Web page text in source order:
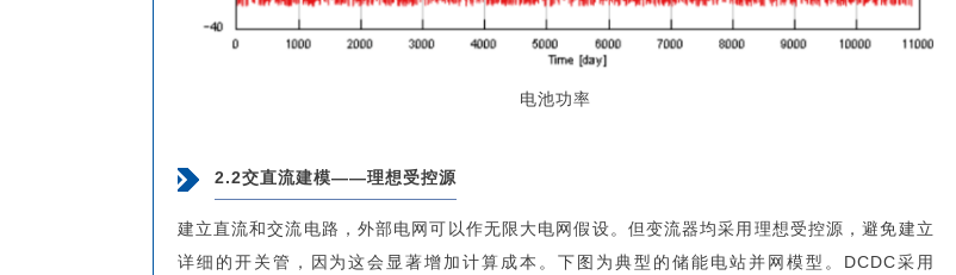
电池功率
2.2交直流建模——理想受控源
建立直流和交流电路，外部电网可以作无限大电网假设。但变流器均采用理想受控源，避免建立
详细的开关管，因为这会显著增加计算成本。下图为典型的储能电站并网模型。DCDC采用